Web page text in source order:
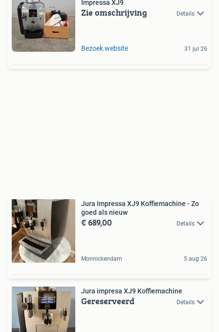
Impressa XJ9
Zie omschrijving Details
Bezoek website 31 jul 26
Jura Impressa XJ9 Koffiemachine - Zo
goed als nieuw
€ 689,00 Details
Monnickendam 5 aug 26
Jura impresa XJ9 Koffiemachine
Gereserveerd Details